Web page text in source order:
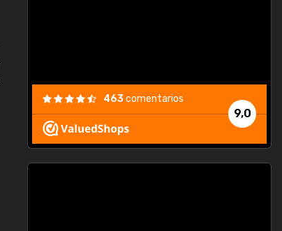
9,0
463comentarios